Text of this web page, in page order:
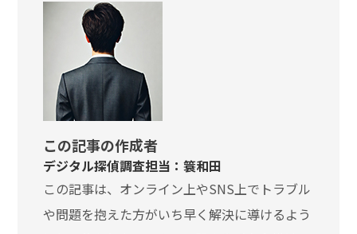
この記事の作成者
デジタル探偵調査担当：簑和田
この記事は、オンライン上やSNS上でトラブル
や問題を抱えた方がいち早く解決に導けるよう